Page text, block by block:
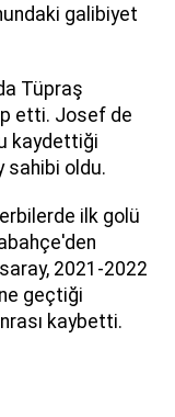
galibiyet
Tüpraş
etti. Josef de
kaydettiği
sahibi oldu.
ilk golü
2021-2022
geçtiği
kaybetti.